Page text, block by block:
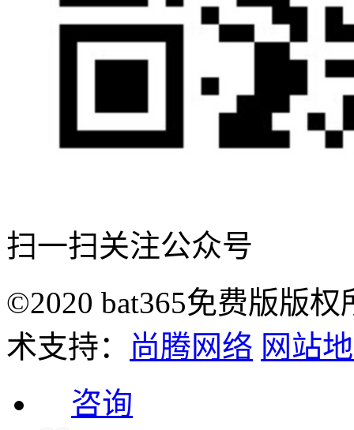
扫一扫关注公众号
©2020 bat365免费版版
术支持： 尚腾网络 网站
咨询